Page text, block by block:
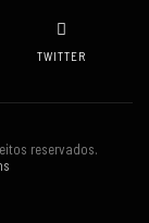
TWITTER
reservados.